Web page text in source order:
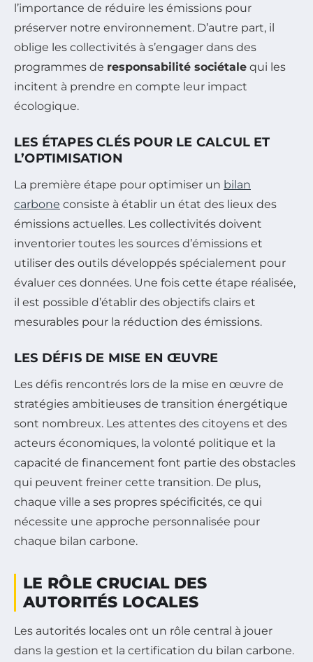
l’importance de réduire les émissions pour
préserver notre environnement. D’autre part, il
oblige les collectivités à s’engager dans des
programmes de responsabilité sociétale qui les
incitent à prendre en compte leur impact
écologique.
LES ÉTAPES CLÉS POUR LE CALCUL ET
L’OPTIMISATION
La première étape pour optimiser un bilan
carbone consiste à établir un état des lieux des
émissions actuelles. Les collectivités doivent
inventorier toutes les sources d’émissions et
utiliser des outils développés spécialement pour
évaluer ces données. Une fois cette étape réalisée,
il est possible d’établir des objectifs clairs et
mesurables pour la réduction des émissions.
LES DÉFIS DE MISE EN ŒUVRE
Les défis rencontrés lors de la mise en œuvre de
stratégies ambitieuses de transition énergétique
sont nombreux. Les attentes des citoyens et des
acteurs économiques, la volonté politique et la
capacité de financement font partie des obstacles
qui peuvent freiner cette transition. De plus,
chaque ville a ses propres spécificités, ce qui
nécessite une approche personnalisée pour
chaque bilan carbone.
LE RÔLE CRUCIAL DES
AUTORITÉS LOCALES
Les autorités locales ont un rôle central à jouer
dans la gestion et la certification du bilan carbone.